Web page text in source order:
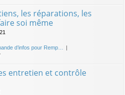
les réparations, les
soi même
d’infos pour Remp…
entretien et contrôle